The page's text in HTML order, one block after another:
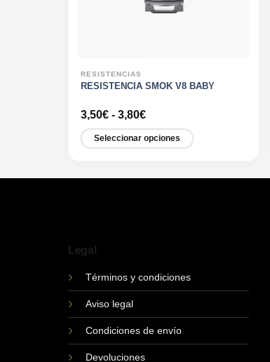
RESISTENCIAS
RESISTENCIA SMOK V8 BABY
3,50€ - 3,80€Rango
precios:
desde
3,80€
Seleccionar opciones
opciones
elegir
en
la
Legal
Términos y condiciones
Aviso legal
Condiciones de envío
Devoluciones